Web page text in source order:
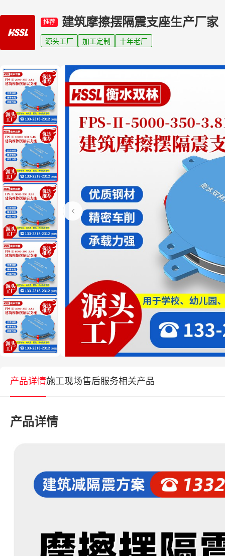
推荐 建筑摩擦摆隔震支座生产厂家
源头工厂 加工定制 十年老厂
产品详情施工现场售后服务相关产品
产品详情